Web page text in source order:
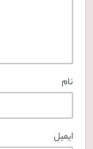
نام
ایمیل